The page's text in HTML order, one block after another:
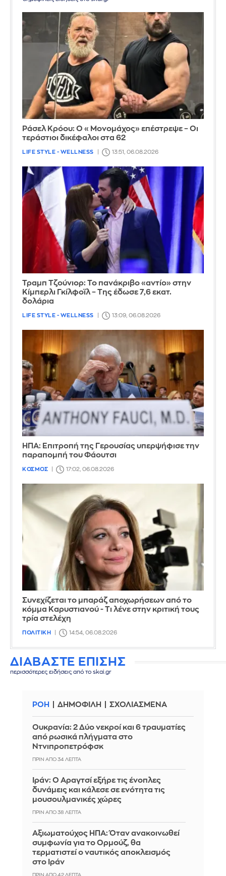
Ράσελ Κρόου: Ο «Μονομάχος» επέστρεψε – Οι
τεράστιοι δικέφαλοι στα 62
LIFE STYLE - WELLNESS 13:51, 06.08.2026
Τραμπ Τζούνιορ: Το πανάκριβο «αντίο» στην
Κίμπερλι Γκίλφοϊλ – Της έδωσε 7,6 εκατ.
δολάρια
LIFE STYLE - WELLNESS 13:09, 06.08.2026
ΗΠΑ: Επιτροπή της Γερουσίας υπερψήφισε την
παραπομπή του Φάουτσι
ΚΟΣΜΟΣ 17:02, 06.08.2026
Συνεχίζεται το μπαράζ αποχωρήσεων από το
κόμμα Καρυστιανού - Τι λένε στην κριτική τους
τρία στελέχη
ΠΟΛΙΤΙΚΗ 14:54, 06.08.2026
ΔΙΑΒΑΣΤΕ ΕΠΙΣΗΣ
περισσότερες ειδήσεις από το skai.gr
ΡΟΗ ΔΗΜΟΦΙΛΗ ΣΧΟΛΙΑΣΜΕΝΑ
Ουκρανία: 2 Δύο νεκροί και 6 τραυματίες
από ρωσικά πλήγματα στο
Ντνιπροπετρόφσκ
ΠΡΙΝ ΑΠΌ 34 ΛΕΠΤΆ
Ιράν: Ο Αραγτσί εξήρε τις ένοπλες
δυνάμεις και κάλεσε σε ενότητα τις
μουσουλμανικές χώρες
ΠΡΙΝ ΑΠΌ 38 ΛΕΠΤΆ
Αξιωματούχος ΗΠΑ: Όταν ανακοινωθεί
συμφωνία για το Ορμούζ, θα
τερματιστεί ο ναυτικός αποκλεισμός
στο Ιράν